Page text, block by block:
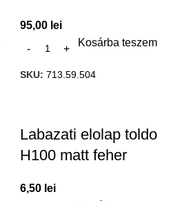
95,00 lei
Kosárba teszem
SKU: 713.59.504
Labazati elolap toldo
H100 matt feher
6,50 lei